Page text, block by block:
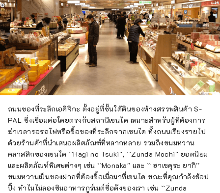
ถนนของที่ระลึกเอคิจิกะ ตั้งอยู่ที่ชั้นใต้ดินของห้างสรรพสินค้า S-
PAL ซึ่งเชื่อมต่อโดยตรงกับสถานีเซนได เหมาะสำหรับผู้ที่ต้องการ
ฆ่าเวลารอรถไฟหรือซื้อของที่ระลึกจากเซนได ทั้งถนนเรียงรายไป
ด้วยร้านค้าที่นำเสนอผลิตภัณฑ์ที่หลากหลาย รวมถึงขนมหวาน
คลาสสิกของเซนได ``Hagi no Tsuki'', ``Zunda Mochi'' ยอดนิยม
และผลิตภัณฑ์พิเศษต่างๆ เช่น ``Monaka'' และ `` ฮาเซคุระ ยากิ''
ขนมหวานเป็นของฝากที่ต้องซื้อเมื่อมาที่เซนได ขณะที่คุณกำลังช้อป
ปิ้ง ทำไมไม่ลองชิมอาหารกูร์เมต์ชื่อดังของเรา เช่น ``Zunda